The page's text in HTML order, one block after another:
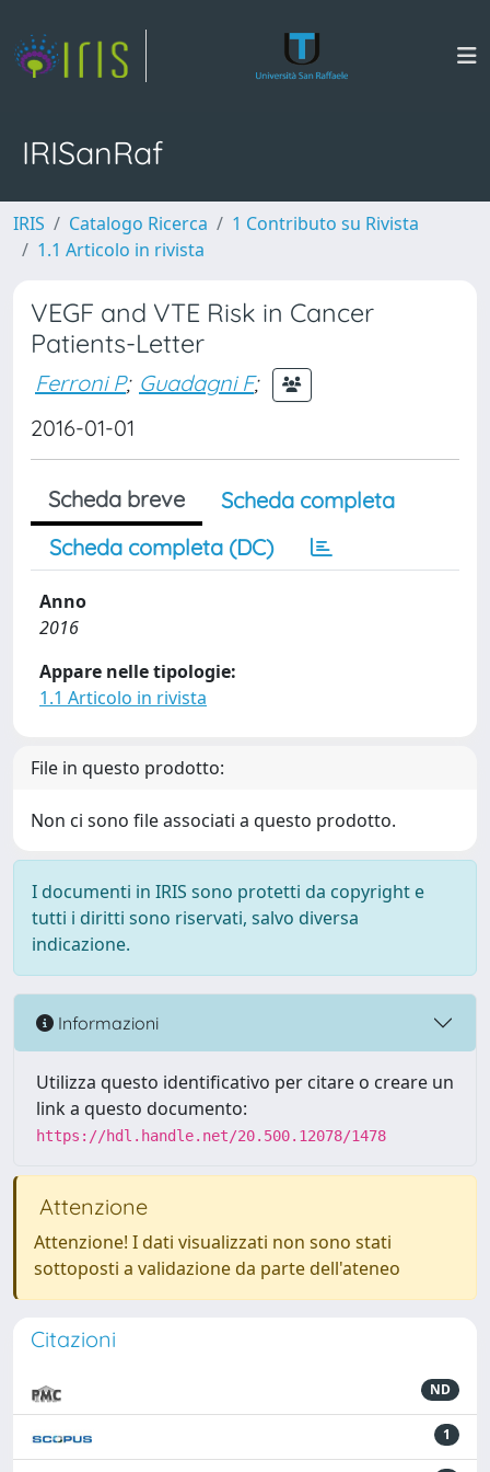
IRISanRaf
IRIS Catalogo Ricerca
1 Contributo su Rivista
1.1 Articolo in rivista
VEGF and VTE Risk in Cancer
Patients-Letter
Ferroni P; Guadagni F;
2016-01-01
Scheda breve
Scheda completa
Scheda completa (DC)
Anno
2016
Appare nelle tipologie:
1.1 Articolo in rivista
File in questo prodotto:
Non ci sono file associati a questo prodotto.
I documenti in IRIS sono protetti da copyright e
tutti i diritti sono riservati, salvo diversa
indicazione.
Informazioni
Utilizza questo identificativo per citare o creare un
link a questo documento:
https://hdl.handle.net/20.500.12078/1478
Attenzione
Attenzione! I dati visualizzati non sono stati
sottoposti a validazione da parte dell'ateneo
Citazioni
ND
1